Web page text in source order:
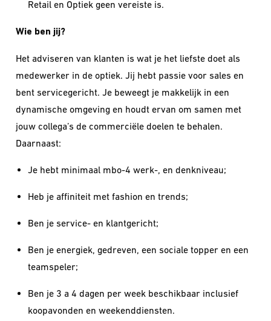
Retail en Optiek geen vereiste is.
Wie ben jij?
Het adviseren van klanten is wat je het liefste doet als
medewerker in de optiek. Jij hebt passie voor sales en
bent servicegericht. Je beweegt je makkelijk in een
dynamische omgeving en houdt ervan om samen met
jouw collega’s de commerciële doelen te behalen.
Daarnaast:
Je hebt minimaal mbo-4 werk-, en denkniveau;
Heb je affiniteit met fashion en trends;
Ben je service- en klantgericht;
Ben je energiek, gedreven, een sociale topper en een
teamspeler;
Ben je 3 a 4 dagen per week beschikbaar inclusief
koopavonden en weekenddiensten.